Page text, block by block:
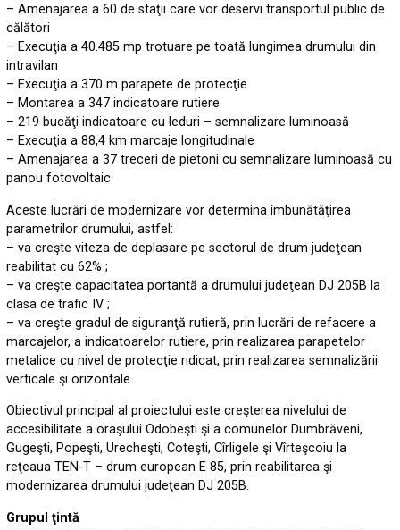
– Amenajarea a 60 de staţii care vor deservi transportul public de
călători
– Execuţia a 40.485 mp trotuare pe toată lungimea drumului din
intravilan
– Execuţia a 370 m parapete de protecţie
– Montarea a 347 indicatoare rutiere
– 219 bucăţi indicatoare cu leduri – semnalizare luminoasă
– Execuţia a 88,4 km marcaje longitudinale
– Amenajarea a 37 treceri de pietoni cu semnalizare luminoasă cu
panou fotovoltaic
Aceste lucrări de modernizare vor determina îmbunătăţirea
parametrilor drumului, astfel:
– va creşte viteza de deplasare pe sectorul de drum judeţean
reabilitat cu 62% ;
– va creşte capacitatea portantă a drumului judeţean DJ 205B la
clasa de trafic IV ;
– va creşte gradul de siguranţă rutieră, prin lucrări de refacere a
marcajelor, a indicatoarelor rutiere, prin realizarea parapetelor
metalice cu nivel de protecţie ridicat, prin realizarea semnalizării
verticale şi orizontale.
Obiectivul principal al proiectului este creşterea nivelului de
accesibilitate a oraşului Odobeşti şi a comunelor Dumbrăveni,
Gugeşti, Popeşti, Urecheşti, Coteşti, Cîrligele şi Vîrteşcoiu la
reţeaua TEN-T – drum european E 85, prin reabilitarea şi
modernizarea drumului judeţean DJ 205B.
Grupul ţintă